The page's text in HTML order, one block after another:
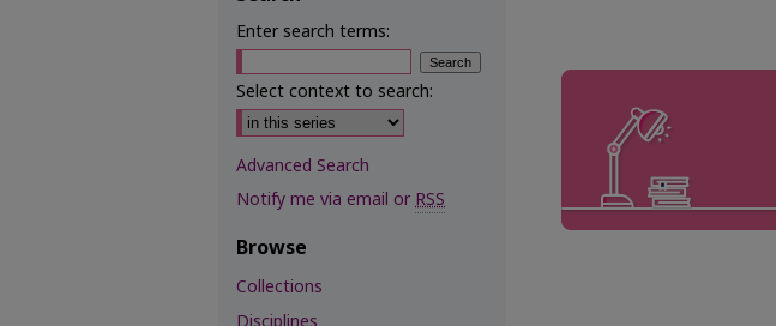
Enter search terms:
Select context to search:
Advanced Search
Notify me via email orRSS
Browse
Collections